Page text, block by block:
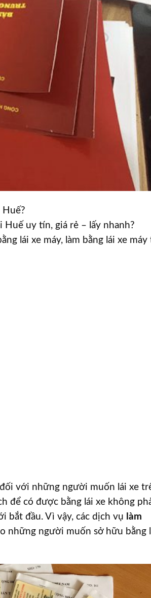
Huế?
Huế uy tín, giá rẻ – lấy nhanh?
lái xe máy, làm bằng lái xe máy
với những người muốn lái xe
để có được bằng lái xe không
bắt đầu. Vì vậy, các dịch vụ làm
những người muốn sở hữu bằng